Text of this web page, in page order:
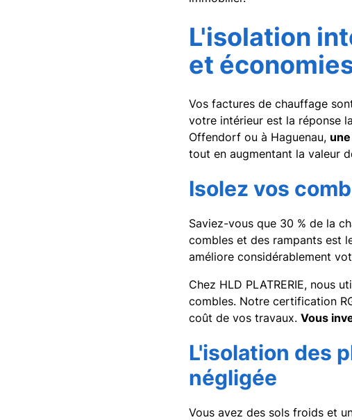
L'isolation
et
Vos factures de chauffage
votre intérieur est la réponse
Offendorf ou à Haguenau,
tout en augmentant la valeur
Isolez vos
Saviez-vous que 30 % de la
combles et des rampants est
améliore considérablement
Chez HLD PLATRERIE, nous
combles. Notre certification
coût de vos travaux. Vous
L'isolation des
négligée
Vous avez des sols froids et